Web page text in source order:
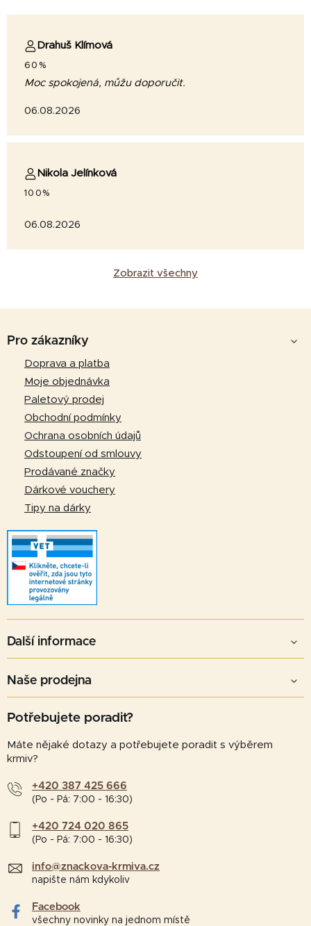
Drahuš Klímová
60%
Moc spokojená, můžu doporučit.
06.08.2026
Nikola Jelínková
100%
06.08.2026
Zobrazit všechny
Pro zákazníky
Doprava a platba
Moje objednávka
Paletový prodej
Obchodní podmínky
Ochrana osobních údajů
Odstoupení od smlouvy
Prodávané značky
Dárkové vouchery
Tipy na dárky
Další informace
Naše prodejna
Potřebujete poradit?
Máte nějaké dotazy a potřebujete poradit s výběrem
krmiv?
+420 387 425 666
(Po - Pá: 7:00 - 16:30)
+420 724 020 865
(Po - Pá: 7:00 - 16:30)
info@znackova-krmiva.cz
napište nám kdykoliv
Facebook
všechny novinky na jednom místě